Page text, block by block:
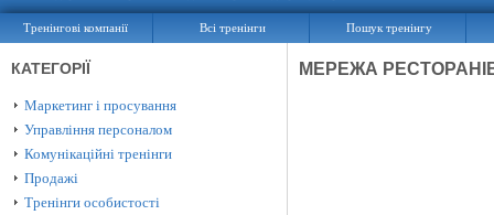
Тренінгові компанії Всі тренінги Пошук тренінгу
КАТЕГОРІЇ
Маркетинг і просування
Управління персоналом
Комунікаційні тренінги
Продажі
Тренінги особистості
МЕРЕЖА